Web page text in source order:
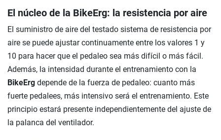
El núcleo de la BikeErg: la resistencia por aire
El suministro de aire del testado sistema de resistencia por
aire se puede ajustar continuamente entre los valores 1 y
10 para hacer que el pedaleo sea más difícil o más fácil.
Además, la intensidad durante el entrenamiento con la
BikeErg depende de la fuerza de pedaleo: cuanto más
fuerte pedalees, más intensivo será el entrenamiento. Este
principio estará presente independientemente del ajuste de
la palanca del ventilador.